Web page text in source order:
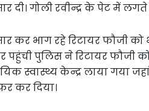
दी। गोली रवीन्द्र के पेट में
कर भाग रहे रिटायर फौजी
पहुंची पुलिस ने रिटायर फौजी
स्वास्थ्य केन्द्र लाया गया
कर दिया।